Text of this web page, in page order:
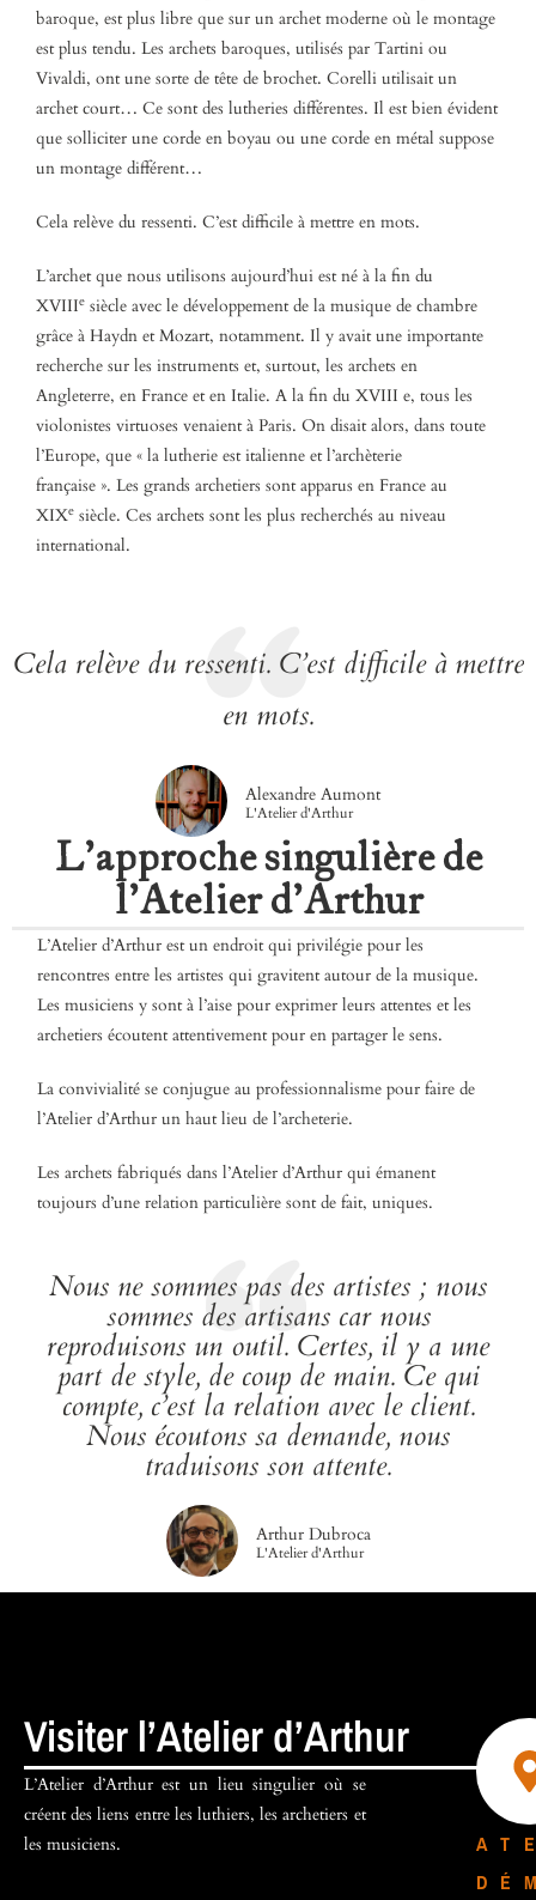
baroque, est plus libre que sur un archet moderne où le montage
est plus tendu. Les archets baroques, utilisés par Tartini ou
Vivaldi, ont une sorte de tête de brochet. Corelli utilisait un
archet court… Ce sont des lutheries différentes. Il est bien évident
que solliciter une corde en boyau ou une corde en métal suppose
un montage différent…
Cela relève du ressenti. C’est difficile à mettre en mots.
L’archet que nous utilisons aujourd’hui est né à la fin du
XVIIIe siècle avec le développement de la musique de chambre
grâce à Haydn et Mozart, notamment. Il y avait une importante
recherche sur les instruments et, surtout, les archets en
Angleterre, en France et en Italie. A la fin du XVIII e, tous les
violonistes virtuoses venaient à Paris. On disait alors, dans toute
l’Europe, que « la lutherie est italienne et l’archèterie
française ». Les grands archetiers sont apparus en France au
XIXe siècle. Ces archets sont les plus recherchés au niveau
international.
Cela relève du ressenti. C’est difficile à mettre
en mots.
Alexandre Aumont
L'Atelier d'Arthur
L'approche singulière de
l'Atelier d'Arthur
L’Atelier d’Arthur est un endroit qui privilégie pour les
rencontres entre les artistes qui gravitent autour de la musique.
Les musiciens y sont à l’aise pour exprimer leurs attentes et les
archetiers écoutent attentivement pour en partager le sens.
La convivialité se conjugue au professionnalisme pour faire de
l’Atelier d’Arthur un haut lieu de l’archeterie.
Les archets fabriqués dans l’Atelier d’Arthur qui émanent
toujours d’une relation particulière sont de fait, uniques.
Nous ne sommes pas des artistes ; nous
sommes des artisans car nous
reproduisons un outil. Certes, il y a une
part de style, de coup de main. Ce qui
compte, c’est la relation avec le client.
Nous écoutons sa demande, nous
traduisons son attente.
Arthur Dubroca
L'Atelier d'Arthur
Visiter l’Atelier d’Arthur
L’Atelier d’Arthur est un lieu singulier où se
créent des liens entre les luthiers, les archetiers et
les musiciens.
E
T
É
A
D